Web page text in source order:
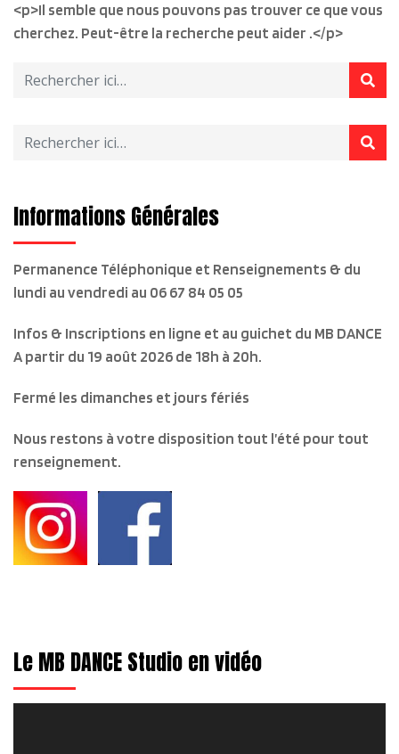
<p>Il semble que nous pouvons pas trouver ce que vous
cherchez. Peut-être la recherche peut aider .</p>
Informations Générales
Permanence Téléphonique et Renseignements & du
lundi au vendredi au 06 67 84 05 05
Infos & Inscriptions en ligne et au guichet du MB DANCE
A partir du 19 août 2026 de 18h à 20h.
Fermé les dimanches et jours fériés
Nous restons à votre disposition tout l’été pour tout
renseignement.
Le MB DANCE Studio en vidéo